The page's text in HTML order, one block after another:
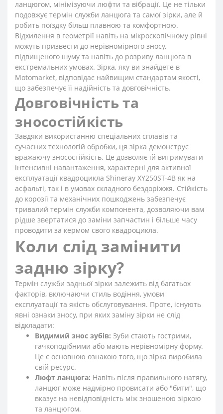
ланцюгом, мінімізуючи люфти та вібрації. Це не тільки
подовжує термін служби ланцюга та самої зірки, але й
робить поїздку більш плавною та комфортною.
Відхилення в геометрії навіть на мікроскопічному рівні
можуть призвести до нерівномірного зносу,
підвищеного шуму та навіть до розриву ланцюга в
екстремальних умовах. Зірка, яку ви знайдете в
Motomarket, відповідає найвищим стандартам якості,
що забезпечує її надійність та довговічність.
Довговічність та
зносостійкість
Завдяки використанню спеціальних сплавів та
сучасних технологій обробки, ця зірка демонструє
вражаючу зносостійкість. Це дозволяє їй витримувати
інтенсивні навантаження, характерні для активної
експлуатації квадроцикла Shineray XY250ST-4B як на
асфальті, так і в умовах складного бездоріжжя. Стійкість
до корозії та механічних пошкоджень забезпечує
тривалий термін служби компонента, дозволяючи вам
рідше звертатися до заміни запчастин і більше часу
проводити за кермом свого квадроцикла.
Коли слід замінити
задню зірку?
Термін служби задньої зірки залежить від багатьох
факторів, включаючи стиль водіння, умови
експлуатації та якість обслуговування. Проте, існують
явні ознаки зносу, при яких заміну зірки не слід
відкладати:
Видимий знос зубів: Зуби стають гострими,
гачкоподібними або мають нерівномірну форму.
Це є основною ознакою того, що зірка виробила
свій ресурс.
Люфт ланцюга: Навіть після правильного натягу,
ланцюг може надмірно провисати або "бити", що
вказує на невідповідність між зношеною зіркою
та ланцюгом.